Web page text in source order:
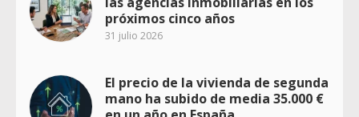
próximos cinco años
31 julio 2026
El precio de la vivienda de segunda
mano ha subido de media 35.000 €